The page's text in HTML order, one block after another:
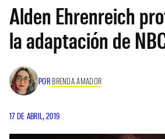
Alden Ehrenreich
la adaptación de
POR BRENDA AMADOR
17 DE ABRIL, 2019